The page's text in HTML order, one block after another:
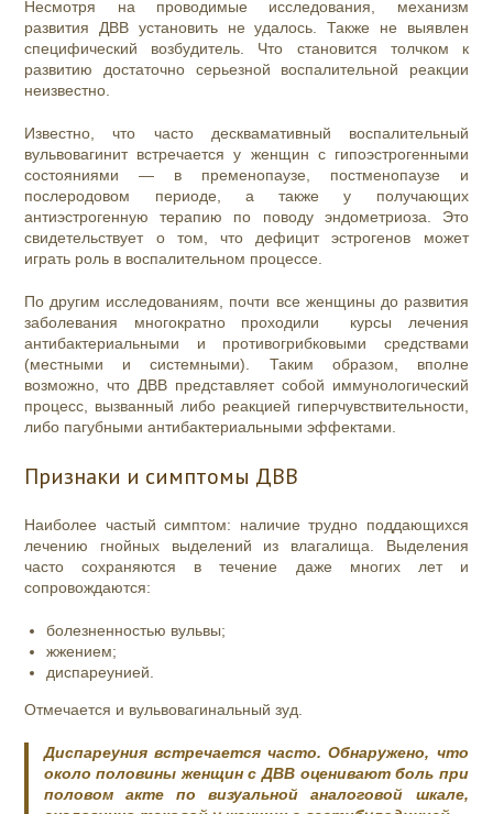
Несмотря на проводимые исследования, механизм
развития ДВВ установить не удалось. Также не выявлен
специфический возбудитель. Что становится толчком к
развитию достаточно серьезной воспалительной реакции
неизвестно.
Известно, что часто десквамативный воспалительный
вульвовагинит встречается у женщин с гипоэстрогенными
состояниями — в пременопаузе, постменопаузе и
послеродовом периоде, а также у получающих
антиэстрогенную терапию по поводу эндометриоза. Это
свидетельствует о том, что дефицит эстрогенов может
играть роль в воспалительном процессе.
По другим исследованиям, почти все женщины до развития
заболевания многократно проходили курсы лечения
антибактериальными и противогрибковыми средствами
(местными и системными). Таким образом, вполне
возможно, что ДВВ представляет собой иммунологический
процесс, вызванный либо реакцией гиперчувствительности,
либо пагубными антибактериальными эффектами.
Признаки и симптомы ДВВ
Наиболее частый симптом: наличие трудно поддающихся
лечению гнойных выделений из влагалища. Выделения
часто сохраняются в течение даже многих лет и
сопровождаются:
болезненностью вульвы;
жжением;
диспареунией.
Отмечается и вульвовагинальный зуд.
Диспареуния встречается часто. Обнаружено, что
около половины женщин с ДВВ оценивают боль при
половом акте по визуальной аналоговой шкале,